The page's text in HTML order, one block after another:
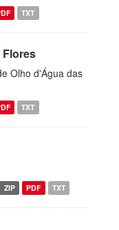
TXT
Olho d'Água das
TXT
ZIP PDF TXT